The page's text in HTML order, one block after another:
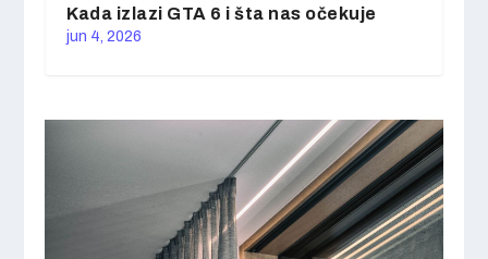
Kada izlazi GTA 6 i šta nas očekuje
jun 4, 2026